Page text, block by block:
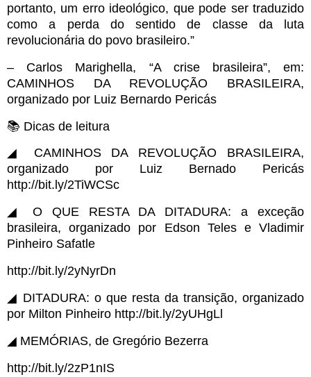
portanto, um erro ideológico, que pode ser traduzido
como a perda do sentido de classe da luta
revolucionária do povo brasileiro.”
– Carlos Marighella, “A crise brasileira”, em:
CAMINHOS DA REVOLUÇÃO BRASILEIRA,
organizado por Luiz Bernardo Pericás
📚 Dicas de leitura
◢ CAMINHOS DA REVOLUÇÃO BRASILEIRA,
organizado por Luiz Bernado Pericás
http://bit.ly/2TiWCSc
◢ O QUE RESTA DA DITADURA: a exceção
brasileira, organizado por Edson Teles e Vladimir
Pinheiro Safatle
http://bit.ly/2yNyrDn
◢ DITADURA: o que resta da transição, organizado
por Milton Pinheiro http://bit.ly/2yUHgLl
◢ MEMÓRIAS, de Gregório Bezerra
http://bit.ly/2zP1nIS